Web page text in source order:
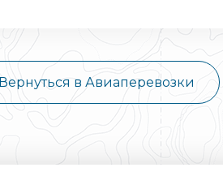
Вернуться в Авиаперевозки